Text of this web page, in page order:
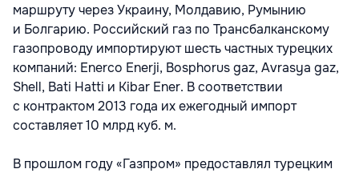
маршруту через Украину, Молдавию, Румынию
и Болгарию. Российский газ по Трансбалканскому
газопроводу импортируют шесть частных турецких
компаний: Enerco Enerji, Bosphorus gaz, Avrasya gaz,
Shell, Bati Hatti и Kibar Ener. В соответствии
с контрактом 2013 года их ежегодный импорт
составляет 10 млрд куб. м.
В прошлом году «Газпром» предоставлял турецким